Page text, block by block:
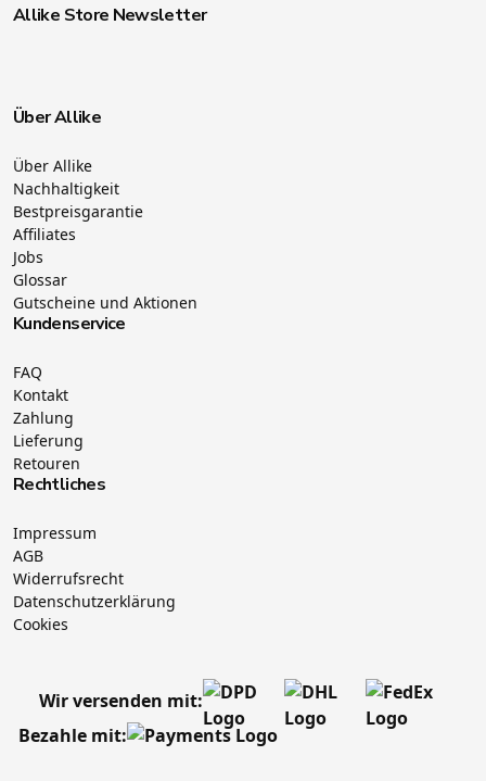
Allike Store Newsletter
Über Allike
Über Allike
Nachhaltigkeit
Bestpreisgarantie
Affiliates
Jobs
Glossar
Gutscheine und Aktionen
Kundenservice
FAQ
Kontakt
Zahlung
Lieferung
Retouren
Rechtliches
Impressum
AGB
Widerrufsrecht
Datenschutzerklärung
Cookies
Wir versenden mit:
Bezahle mit: